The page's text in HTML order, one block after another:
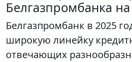
Белгазпромбанка
Белгазпромбанк в 2025
широкую линейку
отвечающих